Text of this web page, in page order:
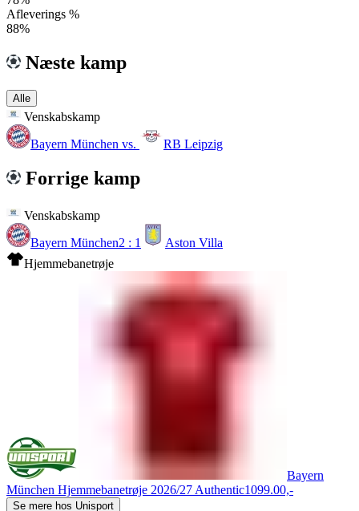
Afleverings %
88%
Næste kamp
Alle
Venskabskamp
Bayern München vs. RB Leipzig
Forrige kamp
Venskabskamp
Bayern München2 : 1
Aston Villa
Hjemmebanetrøje
Bayern
München Hjemmebanetrøje 2026/27 Authentic1099.00,-
Se mere hos Unisport